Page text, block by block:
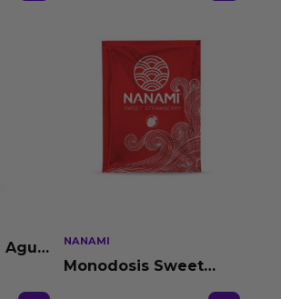
Agua
NANAMI
Monodosis Sweet